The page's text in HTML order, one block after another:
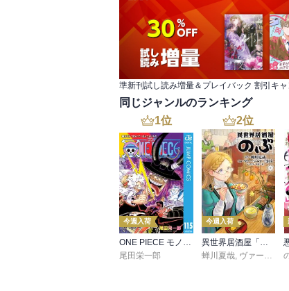
同じジャンルのランキング
1位
今週入荷
尾田栄一郎
2位
今週入荷
蝉川夏哉, ヴァージニア二等兵